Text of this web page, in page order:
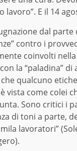
lavoro”. E il 14
dal
contro i
coinvolti
la “paladina”
qualcuno
vista come
Sono critici i
di toni a parte,
lavoratori”